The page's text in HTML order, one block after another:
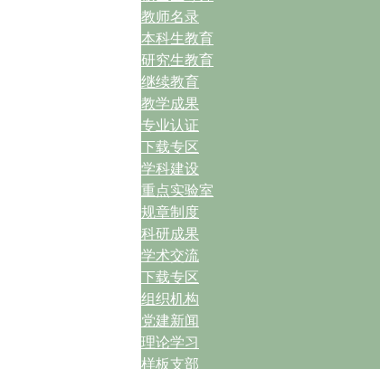
教师名录
本科生教育
研究生教育
继续教育
教学成果
专业认证
下载专区
学科建设
重点实验室
规章制度
科研成果
学术交流
下载专区
组织机构
党建新闻
理论学习
样板支部